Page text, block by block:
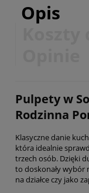
Opis
Pulpety w
Rodzinna
Klasyczne danie
która idealnie
trzech osób. Dzięki
to doskonały wybór
na działce czy jako